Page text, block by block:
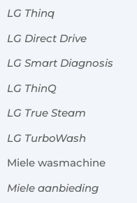
LG Thinq
LG Direct Drive
LG Smart Diagnosis
LG ThinQ
LG True Steam
LG TurboWash
Miele wasmachine
Miele aanbieding